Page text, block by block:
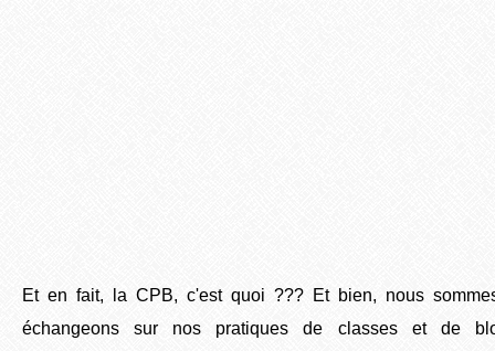
Et en fait, la CPB, c'est quoi ??? Et bien, nous
échangeons sur nos pratiques de classes et de